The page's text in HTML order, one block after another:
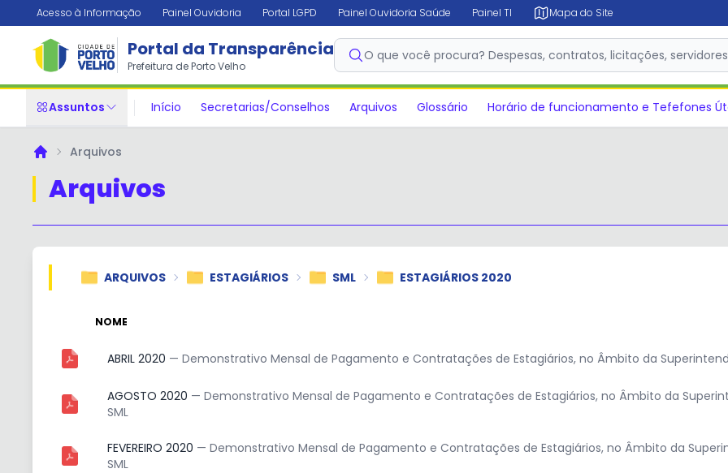
Acesso à Informação Painel Ouvidoria Portal LGPD Painel Ouvidoria Saúde Painel TI Mapa do Site
Portal da Transparência
Prefeitura de Porto Velho
O que você procura? Despesas, contratos, licitações,
Assuntos Início Secretarias/Conselhos Arquivos Glossário Horário de funcionamento e Tefefones
PrincipalArquivos
Arquivos
ARQUIVOS ESTAGIÁRIOS SML ESTAGIÁRIOS 2020
NOME
ABRIL 2020 — Demonstrativo Mensal de Pagamento e Contratações de Estagiários, no Âmbito da
AGOSTO 2020 — Demonstrativo Mensal de Pagamento e Contratações de Estagiários, no Âmbito da
SML
FEVEREIRO 2020 — Demonstrativo Mensal de Pagamento e Contratações de Estagiários, no Âmbito da
SML
✕